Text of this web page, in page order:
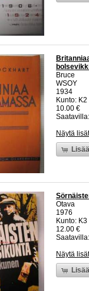
Bruce
WSOY
1934
Kunto:
10.00 €
Näytä
Otava
1976
Kunto:
12.00 €
Näytä